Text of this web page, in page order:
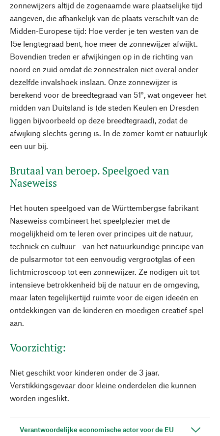
zonnewijzers altijd de zogenaamde ware plaatselijke tijd
aangeven, die afhankelijk van de plaats verschilt van de
Midden-Europese tijd: Hoe verder je ten westen van de
15e lengtegraad bent, hoe meer de zonnewijzer afwijkt.
Bovendien treden er afwijkingen op in de richting van
noord en zuid omdat de zonnestralen niet overal onder
dezelfde invalshoek inslaan. Onze zonnewijzer is
berekend voor de breedtegraad van 51°, wat ongeveer het
midden van Duitsland is (de steden Keulen en Dresden
liggen bijvoorbeeld op deze breedtegraad), zodat de
afwijking slechts gering is. In de zomer komt er natuurlijk
een uur bij.
Brutaal van beroep. Speelgoed van
Naseweiss
Het houten speelgoed van de Württembergse fabrikant
Naseweiss combineert het speelplezier met de
mogelijkheid om te leren over principes uit de natuur,
techniek en cultuur - van het natuurkundige principe van
de pulsarmotor tot een eenvoudig vergrootglas of een
lichtmicroscoop tot een zonnewijzer. Ze nodigen uit tot
intensieve betrokkenheid bij de natuur en de omgeving,
maar laten tegelijkertijd ruimte voor de eigen ideeën en
ontdekkingen van de kinderen en moedigen creatief spel
aan.
Voorzichtig:
Niet geschikt voor kinderen onder de 3 jaar.
Verstikkingsgevaar door kleine onderdelen die kunnen
worden ingeslikt.
Verantwoordelijke economische actor voor de EU